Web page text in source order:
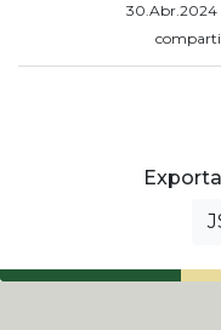
30.Abr.2024